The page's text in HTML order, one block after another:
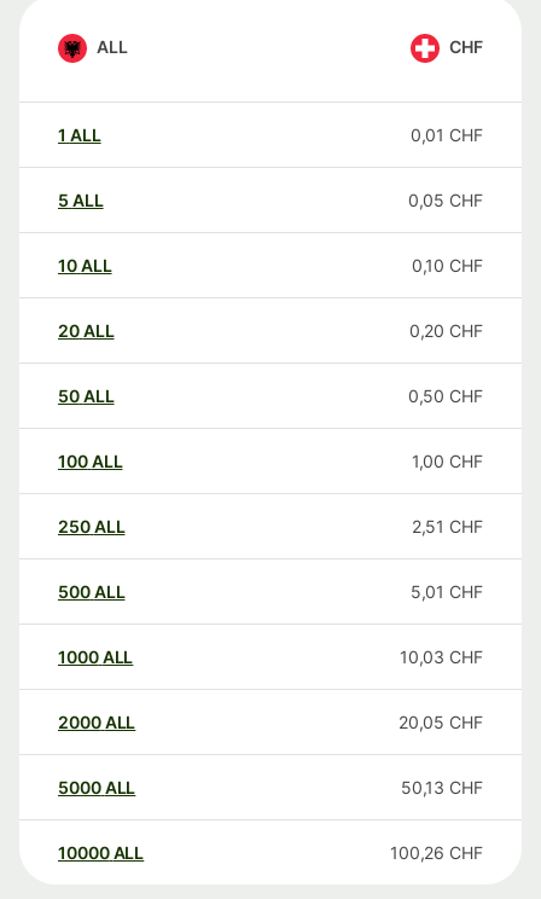
ALL CHF
1 ALL 0,01 CHF
5 ALL 0,05 CHF
10ALL 0,10 CHF
20ALL 0,20 CHF
50ALL 0,50 CHF
100ALL 1,00 CHF
250ALL 2,51 CHF
500ALL 5,01 CHF
1000ALL 10,03 CHF
2000ALL 20,05 CHF
5000ALL 50,13 CHF
10000 ALL 100,26 CHF